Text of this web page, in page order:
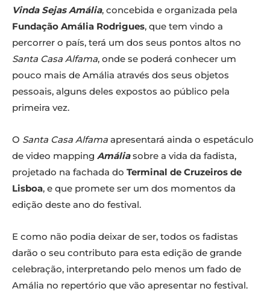
Vinda Sejas Amália, concebida e organizada pela
Fundação Amália Rodrigues, que tem vindo a
percorrer o país, terá um dos seus pontos altos no
Santa Casa Alfama, onde se poderá conhecer um
pouco mais de Amália através dos seus objetos
pessoais, alguns deles expostos ao público pela
primeira vez.
O Santa Casa Alfama apresentará ainda o espetáculo
de video mapping Amáliasobre a vida da fadista,
projetado na fachada do Terminal de Cruzeiros de
Lisboa, e que promete ser um dos momentos da
edição deste ano do festival.
E como não podia deixar de ser, todos os fadistas
darão o seu contributo para esta edição de grande
celebração, interpretando pelo menos um fado de
Amália no repertório que vão apresentar no festival.